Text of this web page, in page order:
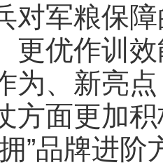
对军粮保
更优作训
为、新亮
方面更加
”品牌进